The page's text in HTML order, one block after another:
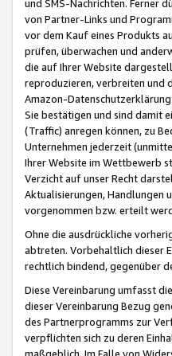
und SMS-Nachrichten. Ferner
von Partner-Links und
vor dem Kauf eines Produkts
prüfen, überwachen und
die auf Ihrer Website
reproduzieren, verbreiten und
Amazon-Datenschutzerklärung
Sie bestätigen und sind damit
(Traffic) anregen können, zu
Unternehmen jederzeit
Ihrer Website im Wettbewerb
Verzicht auf unser Recht
Aktualisierungen, Handlungen
vorgenommen bzw. erteilt
Ohne die ausdrückliche
abtreten. Vorbehaltlich dieser
rechtlich bindend, gegenüber
Diese Vereinbarung umfasst
dieser Vereinbarung Bezug
des Partnerprogramms zur
verpflichten sich zu deren